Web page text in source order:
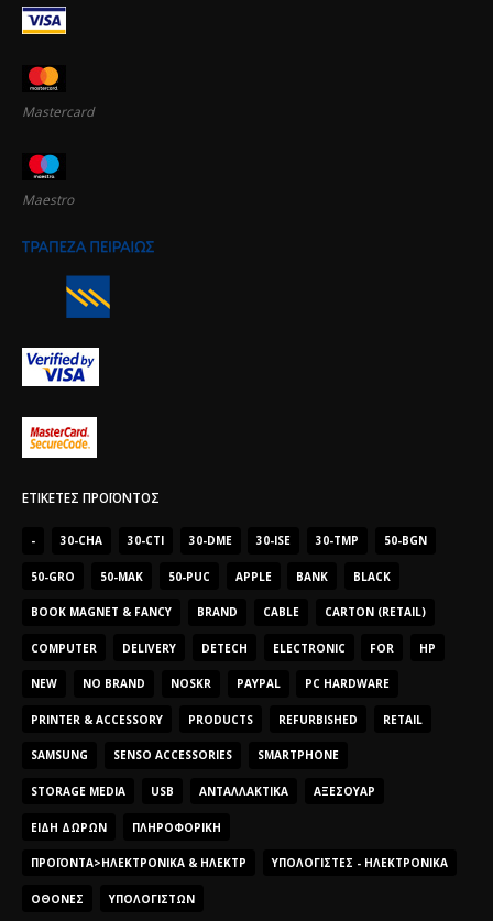
Mastercard
Maestro
ΕΤΙΚΈΤΕΣ ΠΡΟΪΌΝΤΟΣ
- 30-CHA 30-CTI 30-DME 30-ISE 30-TMP 50-BGN
50-GRO 50-MAK 50-PUC APPLE BANK BLACK
BOOK MAGNET & FANCY BRAND CABLE CARTON (RETAIL)
COMPUTER DELIVERY DETECH ELECTRONIC FOR HP
NEW NO BRAND NOSKR PAYPAL PC HARDWARE
PRINTER & ACCESSORY PRODUCTS REFURBISHED RETAIL
SAMSUNG SENSO ACCESSORIES SMARTPHONE
STORAGE MEDIA USB ΑΝΤΑΛΛΑΚΤΙΚΆ ΑΞΕΣΟΥΆΡ
ΕΊΔΗ ΔΏΡΩΝ ΠΛΗΡΟΦΟΡΙΚΉ
ΠΡΟΪΌΝΤΑ>ΗΛΕΚΤΡΟΝΙΚΆ & ΗΛΕΚΤΡ ΥΠΟΛΟΓΙΣΤΈΣ - ΗΛΕΚΤΡΟΝΙΚΆ
ΟΘΌΝΕΣ ΥΠΟΛΟΓΙΣΤΏΝ